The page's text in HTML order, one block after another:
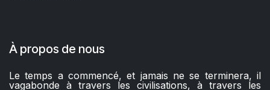
À propos de nous
Le temps a commencé, et jamais ne se terminera, il
vagabonde à travers les civilisations, à travers les